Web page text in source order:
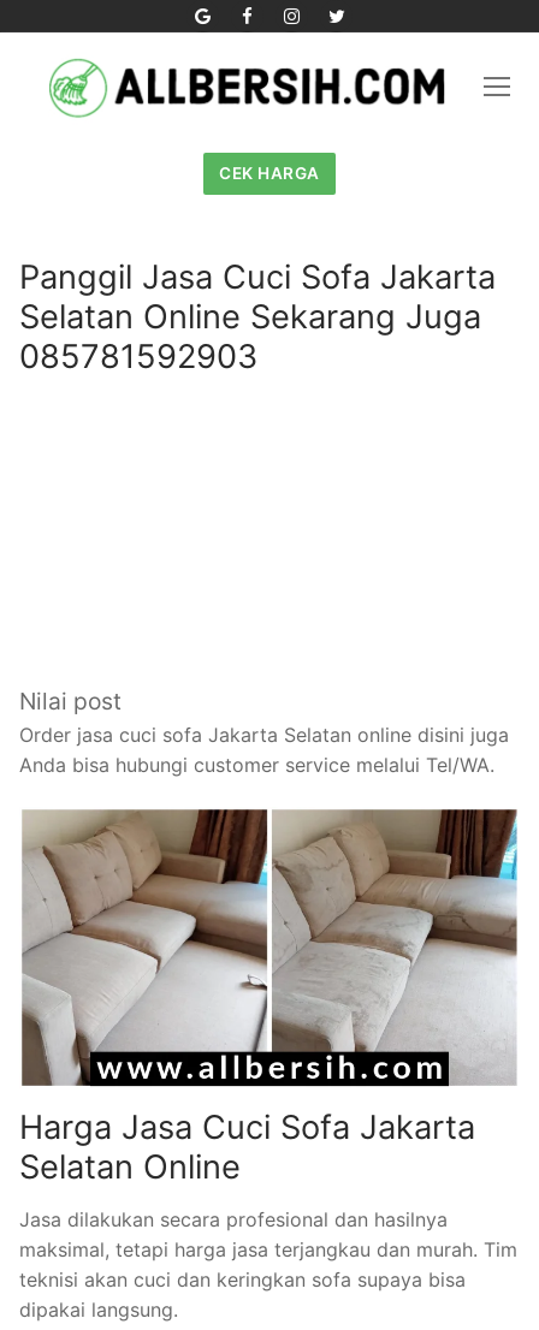
content
CEK HARGA
Panggil Jasa Cuci Sofa Jakarta
Selatan Online Sekarang Juga
085781592903
Nilai post
Order jasa cuci sofa Jakarta Selatan online disini juga
Anda bisa hubungi customer service melalui Tel/WA.
Harga Jasa Cuci Sofa Jakarta
Selatan Online
Jasa dilakukan secara profesional dan hasilnya
maksimal, tetapi harga jasa terjangkau dan murah. Tim
teknisi akan cuci dan keringkan sofa supaya bisa
dipakai langsung.